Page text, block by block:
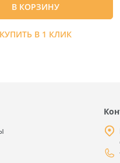
В КОРЗИНУ
В 1 КЛИК